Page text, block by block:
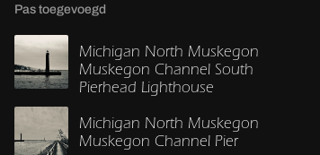
Pas toegevoegd
Michigan North Muskegon
Muskegon Channel South
Pierhead Lighthouse
Michigan North Muskegon
Muskegon Channel Pier